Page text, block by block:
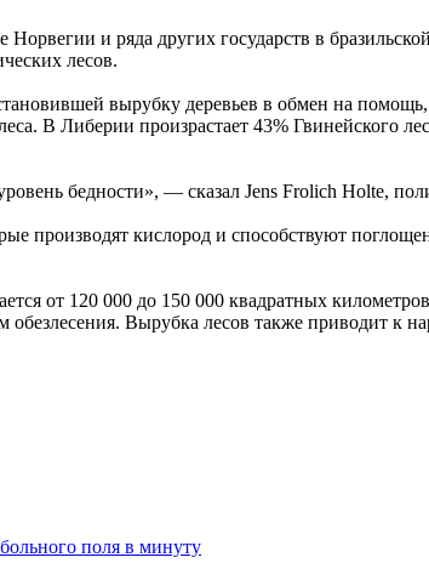
и ряда других государств в
лесов.
вырубку деревьев в обмен на
В Либерии произрастает 43% Гвинейского
бедности», — сказал Jens Frolich Holte,
производят кислород и способствуют
от 120 000 до 150 000 квадратных
обезлесения. Вырубка лесов также приводит к